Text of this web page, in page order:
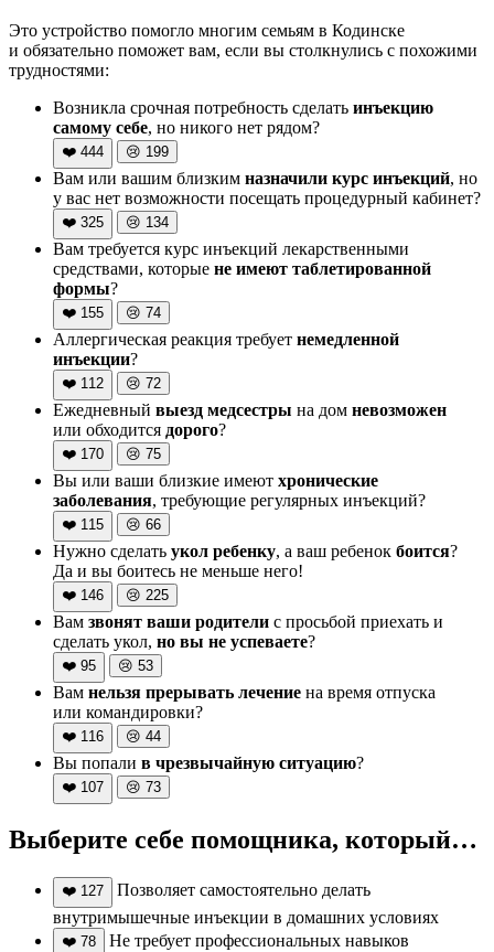
Это устройство помогло многим семьям в Кодинске
и обязательно поможет вам, если вы столкнулись с похожими
трудностями:
Возникла срочная потребность сделать инъекцию
самому себе, но никого нет рядом?
❤️ 444 😢 199
Вам или вашим близким назначили курс инъекций, но
у вас нет возможности посещать процедурный кабинет?
❤️ 325 😢 134
Вам требуется курс инъекций лекарственными
средствами, которые не имеют таблетированной
формы?
❤️ 155 😢 74
Аллергическая реакция требует немедленной
инъекции?
❤️ 112 😢 72
Ежедневный выезд медсестры на дом невозможен
или обходится дорого?
❤️ 170 😢 75
Вы или ваши близкие имеют хронические
заболевания, требующие регулярных инъекций?
❤️ 115 😢 66
Нужно сделать укол ребенку, а ваш ребенок боится?
Да и вы боитесь не меньше него!
❤️ 146 😢 225
Вам звонят ваши родители с просьбой приехать и
сделать укол, но вы не успеваете?
❤️ 95 😢 53
Вам нельзя прерывать лечение на время отпуска
или командировки?
❤️ 116 😢 44
Вы попали в чрезвычайную ситуацию?
❤️ 107 😢 73
Выберите себе помощника, который…
❤️ 127
Позволяет самостоятельно делать
внутримышечные инъекции в домашних условиях
❤️ 78 Не требует профессиональных навыков